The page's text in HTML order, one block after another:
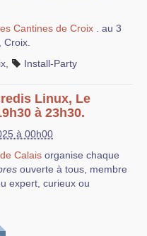
Cantines de Croix . au 3
Install-Party
Linux, Le
à 23h30.
à 00h00
Calais organise chaque
ouverte à tous, membre
expert, curieux ou